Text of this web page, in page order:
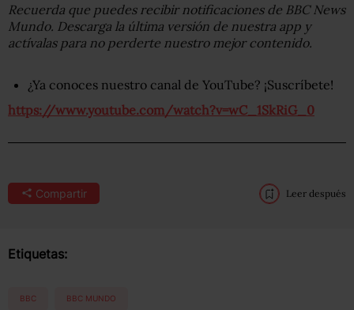
Recuerda que puedes recibir notificaciones de BBC News
Mundo. Descarga la última versión de nuestra app y
actívalas para no perderte nuestro mejor contenido.
¿Ya conoces nuestro canal de YouTube? ¡Suscríbete!
https://www.youtube.com/watch?v=wC_1SkRiG_0
Compartir Leer después
Etiquetas:
BBC BBC MUNDO